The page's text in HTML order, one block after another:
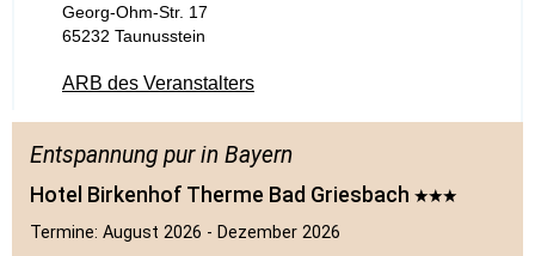
Georg-Ohm-Str. 17
65232 Taunusstein
ARB des Veranstalters
Entspannung pur in Bayern
Hotel Birkenhof Therme Bad Griesbach
Termine: August 2026 - Dezember 2026